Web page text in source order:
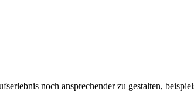
noch ansprechender zu gestalten,